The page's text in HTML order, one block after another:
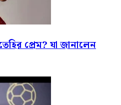
প্রেম? যা জানালেন